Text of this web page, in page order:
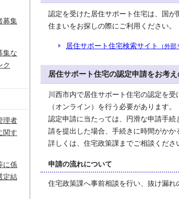
認定を受けた居住サポート住宅は、国が
住まいをお探しの際にご利用ください。
居住サポート住宅検索サイト （外部
居住サポート住宅の認定申請をお考
川西市内で居住サポート住宅の認定を
（オンライン）を行う必要があります。
認定申請に当たっては、円滑な申請手
請を提出した場合、手続きに時間がかか
詳しくは、住宅政策課までご相談くださ
申請の流れについて
住宅政策課へ事前相談を行い、抜け漏れ
募集
集な
ク
理者
関す
に係
定結